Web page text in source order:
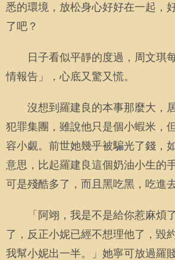
悉的環境，放松身心好好在一起，
了吧？
日子看似平靜的度過，周文琪
情報告」，心底又驚又慌。
沒想到羅建良的本事那麼大，
犯罪集團，雖說他只是個小蝦米，
容小覷。前世她幾乎被騙光了錢，
意思，比起羅建良這個奶油小生的
可是殘酷多了，而且黑吃黑，吃進
「阿翊，我是不是給你惹麻煩
了，反正小妮已經不想理他了，毀
我幫小妮出一半。」她寧可放過羅